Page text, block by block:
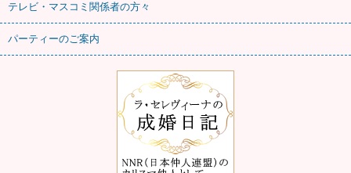
テレビ・マスコミ関係者の方々
パーティーのご案内